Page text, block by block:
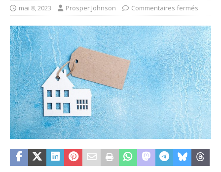
mai 8, 2023 Prosper Johnson Commentaires fermés